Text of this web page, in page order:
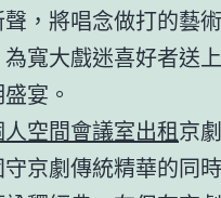
，將唱念做打的藝
寬大戲迷喜好者送
宴。
空間會議室出租京
京劇傳統精華的同